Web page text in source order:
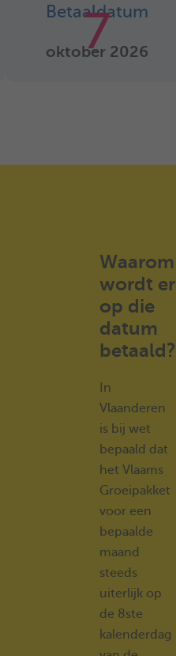
Betaaldatum
7
oktober 2026
Waarom
wordt er
op die
datum
betaald?
In
Vlaanderen
is bij wet
bepaald dat
het Vlaams
Groeipakket
voor een
bepaalde
maand
steeds
uiterlijk op
de 8ste
kalenderdag